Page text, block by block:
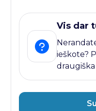
Vis dar
ieškote?